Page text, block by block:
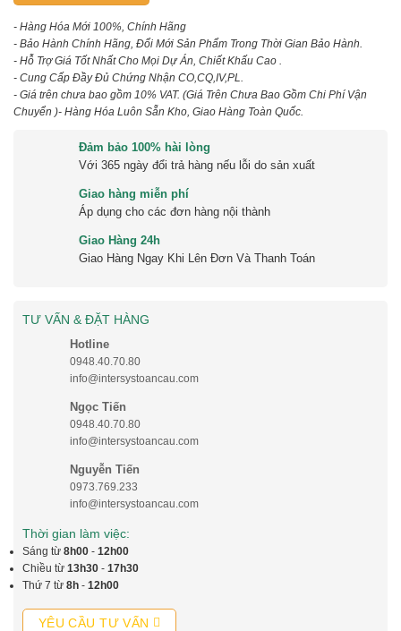
- Hàng Hóa Mới 100%, Chính Hãng
- Bảo Hành Chính Hãng, Đổi Mới Sản Phẩm Trong Thời Gian Bảo Hành.
- Hỗ Trợ Giá Tốt Nhất Cho Mọi Dự Án, Chiết Khấu Cao .
- Cung Cấp Đầy Đủ Chứng Nhận CO,CQ,IV,PL.
- Giá trên chưa bao gồm 10% VAT. (Giá Trên Chưa Bao Gồm Chi Phí Vận
Chuyển )- Hàng Hóa Luôn Sẵn Kho, Giao Hàng Toàn Quốc.
Đảm bảo 100% hài lòng
Với 365 ngày đổi trả hàng nếu lỗi do sản xuất
Giao hàng miễn phí
Áp dụng cho các đơn hàng nội thành
Giao Hàng 24h
Giao Hàng Ngay Khi Lên Đơn Và Thanh Toán
TƯ VẤN & ĐẶT HÀNG
Hotline
0948.40.70.80
info@intersystoancau.com
Ngọc Tiến
0948.40.70.80
info@intersystoancau.com
Nguyễn Tiến
0973.769.233
info@intersystoancau.com
Thời gian làm việc:
Sáng từ 8h00 - 12h00
Chiều từ 13h30 - 17h30
Thứ 7 từ 8h - 12h00
YÊU CẦU TƯ VẤN